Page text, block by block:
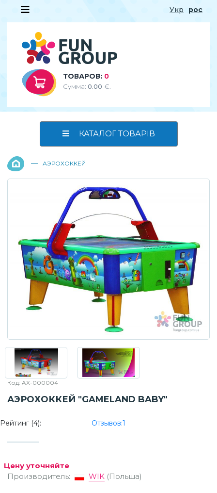
Укр рос
ТОВАРОВ: 0
Сумма: 0.00 €.
КАТАЛОГ ТОВАРІВ
— АЭРОХОККЕЙ
Код: AX-000004
АЭРОХОККЕЙ "GAMELAND BABY"
Рейтинг (4): Отзывов:1
Цену уточняйте
Производитель:
WIK (Польша)